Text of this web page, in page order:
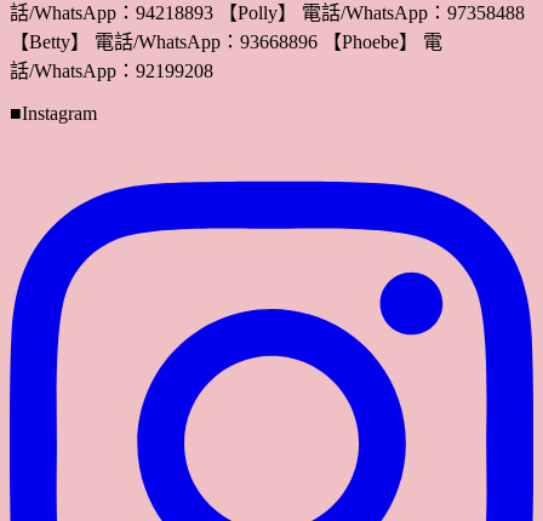
話/WhatsApp：94218893 【Polly】 電話/WhatsApp：97358488
【Betty】 電話/WhatsApp：93668896 【Phoebe】 電
話/WhatsApp：92199208
■Instagram